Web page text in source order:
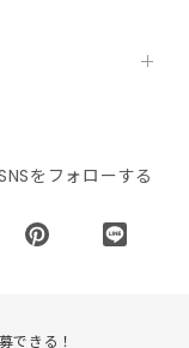
をフォローする
できる！